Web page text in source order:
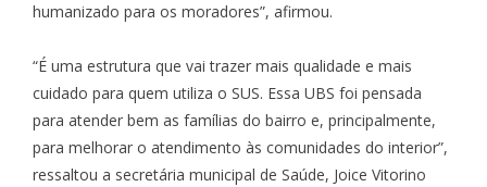
humanizado para os moradores”, afirmou.
“É uma estrutura que vai trazer mais qualidade e mais
cuidado para quem utiliza o SUS. Essa UBS foi pensada
para atender bem as famílias do bairro e, principalmente,
para melhorar o atendimento às comunidades do interior”,
ressaltou a secretária municipal de Saúde, Joice Vitorino